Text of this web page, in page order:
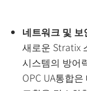
네트워크 및
새로운 Stratix
시스템의 방어
OPC UA통합은